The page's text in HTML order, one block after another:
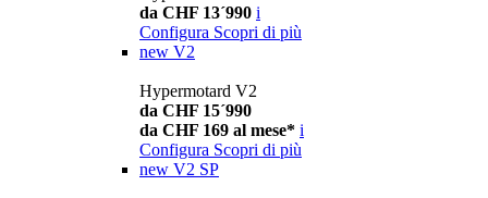
da CHF 13´990 i
Configura Scopri di più
new V2
Hypermotard V2
da CHF 15´990
da CHF 169 al mese* i
Configura Scopri di più
new V2 SP